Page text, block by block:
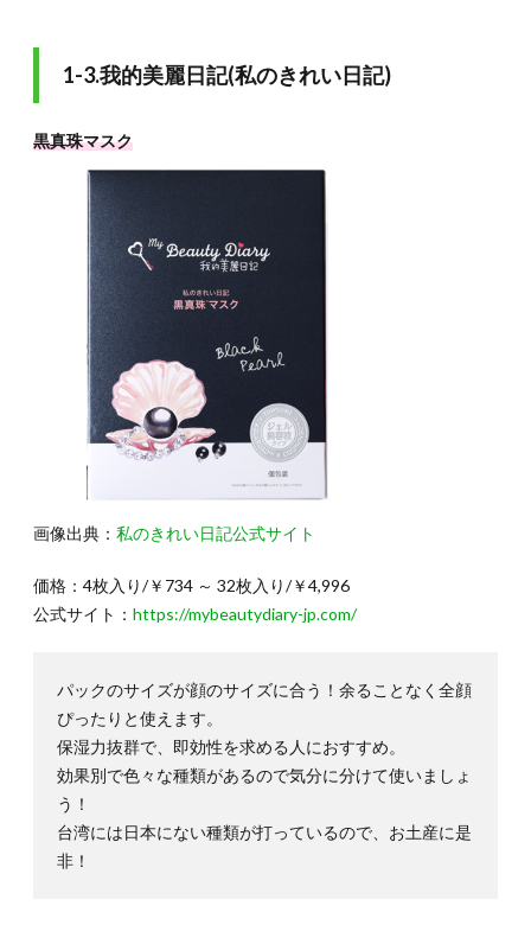
1-3.我的美麗日記(私のきれい日記)
黒真珠マスク
画像出典： 私のきれい日記公式サイト
価格：4枚入り/￥734 ～ 32枚入り/￥4,996
公式サイト： https://mybeautydiary-jp.com/
パックのサイズが顔のサイズに合う！余ることなく全顔
ぴったりと使えます。
保湿力抜群で、即効性を求める人におすすめ。
効果別で色々な種類があるので気分に分けて使いましょ
う！
台湾には日本にない種類が打っているので、お土産に是
非！